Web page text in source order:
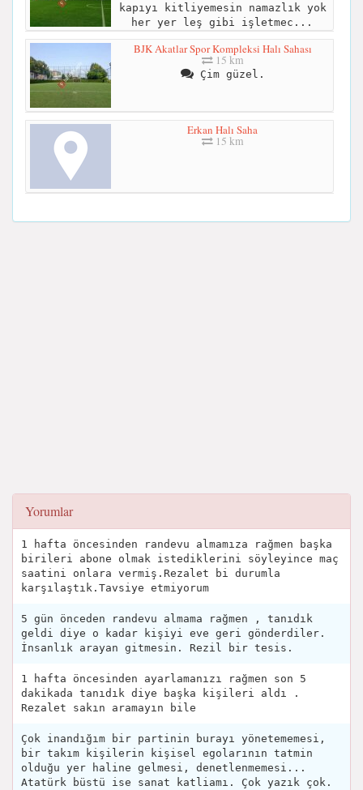
kapıyı kitliyemesin namazlık yok
her yer leş gibi işletmec...
BJK Akatlar Spor Kompleksi Halı Sahası
15 km
Çim güzel.
Erkan Halı Saha
15 km
Yorumlar
1 hafta öncesinden randevu almamıza rağmen başka
birileri abone olmak istediklerini söyleyince maç
saatini onlara vermiş.Rezalet bi durumla
karşılaştık.Tavsiye etmiyorum
5 gün önceden randevu almama rağmen , tanıdık
geldi diye o kadar kişiyi eve geri gönderdiler.
İnsanlık arayan gitmesin. Rezil bir tesis.
1 hafta öncesinden ayarlamanızı rağmen son 5
dakikada tanıdık diye başka kişileri aldı .
Rezalet sakın aramayın bile
Çok inandığım bir partinin burayı yönetememesi,
bir takım kişilerin kişisel egolarının tatmin
olduğu yer haline gelmesi, denetlenmemesi...
Atatürk büstü ise sanat katliamı. Çok yazık çok.